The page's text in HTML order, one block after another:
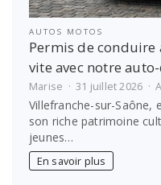
AUTOS MOTOS
Permis de conduire
vite avec notre
Marise 31 juillet 2026
Villefranche-sur-Saône,
son riche patrimoine
jeunes…
En savoir plus